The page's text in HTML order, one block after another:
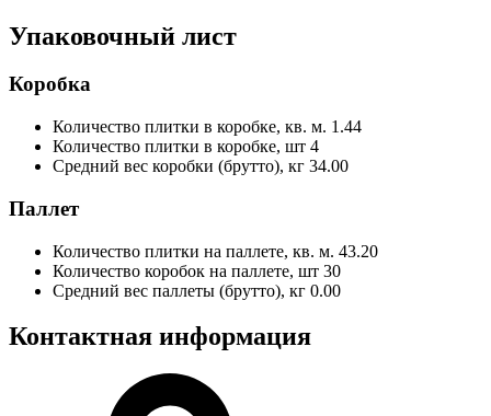
Упаковочный лист
Коробка
Количество плитки в коробке, кв. м. 1.44
Количество плитки в коробке, шт 4
Средний вес коробки (брутто), кг 34.00
Паллет
Количество плитки на паллете, кв. м. 43.20
Количество коробок на паллете, шт 30
Средний вес паллеты (брутто), кг 0.00
Контактная информация